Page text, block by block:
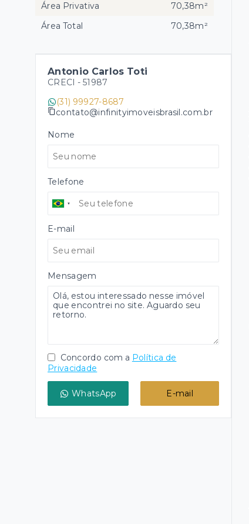
Área Privativa
70,38m²
Área Total
70,38m²
Antonio Carlos Toti
CRECI - 51987
(31) 99927-8687
contato@infinityimoveisbrasil.com.br
Nome
Telefone
E-mail
Mensagem
Concordo com a Política de
Privacidade
WhatsApp E-mail